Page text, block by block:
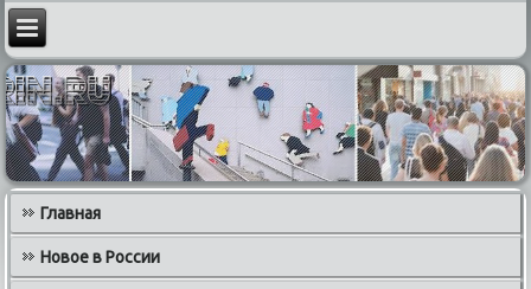
Главная
Новое в России